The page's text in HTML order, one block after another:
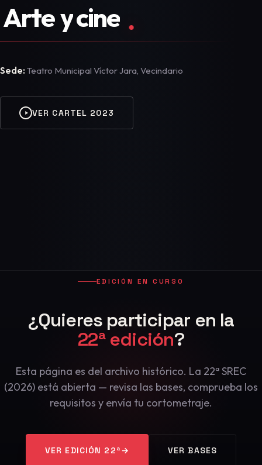
Arteycine .
Sede: Teatro Municipal Víctor Jara, Vecindario
VER CARTEL 2023
EDICIÓN EN CURSO
¿Quieres participar en la
22ª edición?
Esta página es del archivo histórico. La 22ª SREC
(2026) está abierta — revisa las bases, comprueba los
requisitos y envía tu cortometraje.
VER EDICIÓN 22ª→ VER BASES